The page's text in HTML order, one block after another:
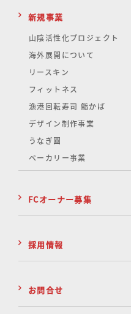
新規事業
山陰活性化プロジェクト
海外展開について
リースキン
フィットネス
漁港回転寿司 鮨かば
デザイン制作事業
うなぎ圓
ベーカリー事業
FCオーナー募集
採用情報
お問合せ